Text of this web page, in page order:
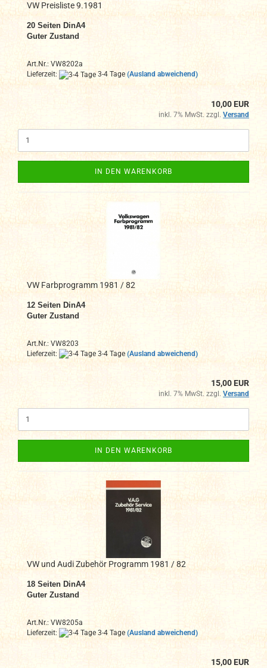
VW Preisliste 9.1981
20 Seiten DinA4
Guter Zustand
Art.Nr.: VW8202a
Lieferzeit:
3-4 Tage (Ausland abweichend)
10,00 EUR
inkl. 7% MwSt. zzgl. Versand
IN DEN WARENKORB
VW Farbprogramm 1981 / 82
12 Seiten DinA4
Guter Zustand
Art.Nr.: VW8203
Lieferzeit:
3-4 Tage (Ausland abweichend)
15,00 EUR
inkl. 7% MwSt. zzgl. Versand
IN DEN WARENKORB
VW und Audi Zubehör Programm 1981 / 82
18 Seiten DinA4
Guter Zustand
Art.Nr.: VW8205a
Lieferzeit:
3-4 Tage (Ausland abweichend)
15,00 EUR